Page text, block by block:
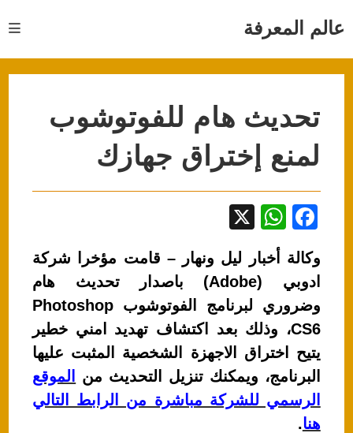
عالم المعرفة
تحديث هام للفوتوشوب
لمنع إختراق جهازك
F
a
c
e
b
o
o
k
W
at
s
A
p
p
وكالة أخبار ليل ونهار – قامت مؤخرا شركة
ادوبي (Adobe) باصدار تحديث هام
وضروري لبرنامج الفوتوشوب Photoshop
CS6، وذلك بعد اكتشاف تهديد امني خطير
يتيح اختراق الاجهزة الشخصية المثبت عليها
البرنامج، ويمكنك تنزيل التحديث من
الموقع
الرسمي للشركة مباشرة من الرابط التالي
هنا.